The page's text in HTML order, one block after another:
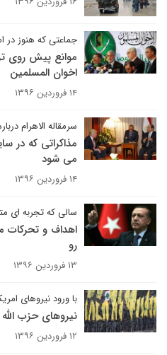
جماعتی که هنوز در
موانع پیش روی
اخوان المسلمین
۱۴ فروردین ۱۳۹۶
سرمقاله الاهرام
مذاکراتی که در
می شود
۱۴ فروردین ۱۳۹۶
سالی که تجربه ای
اهداف و
رو
۱۳ فروردین ۱۳۹۶
با ورود نیروهای
نیروهای حزب
۱۲ فروردین ۱۳۹۶